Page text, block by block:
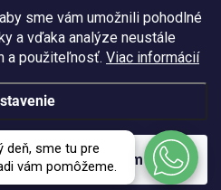
sme vám umožnili pohodlné
a vďaka analýze neustále
a použiteľnosť. Viac informácií
Súhlasím
. Všetky práva vyhradené.Upraviť
cookies
deň, sme tu pre
vám pomôžeme.